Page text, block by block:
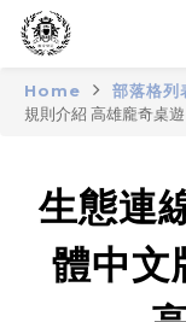
Home 部落格列
規則介紹 高雄龐奇桌遊
生態連
體中文